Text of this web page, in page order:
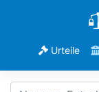
Urteile